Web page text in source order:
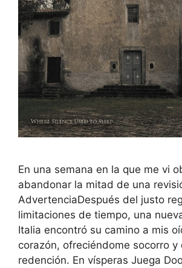
En una semana en la que me vi
abandonar la mitad de una
AdvertenciaDespués del justo
limitaciones de tiempo, una
Italia encontró su camino a mis
corazón, ofreciéndome socorro y
redención. En vísperas Juega